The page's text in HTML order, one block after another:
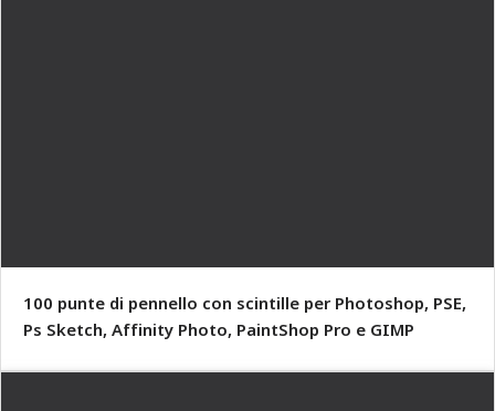
100 punte di pennello con scintille per Photoshop, PSE,
Ps Sketch, Affinity Photo, PaintShop Pro e GIMP